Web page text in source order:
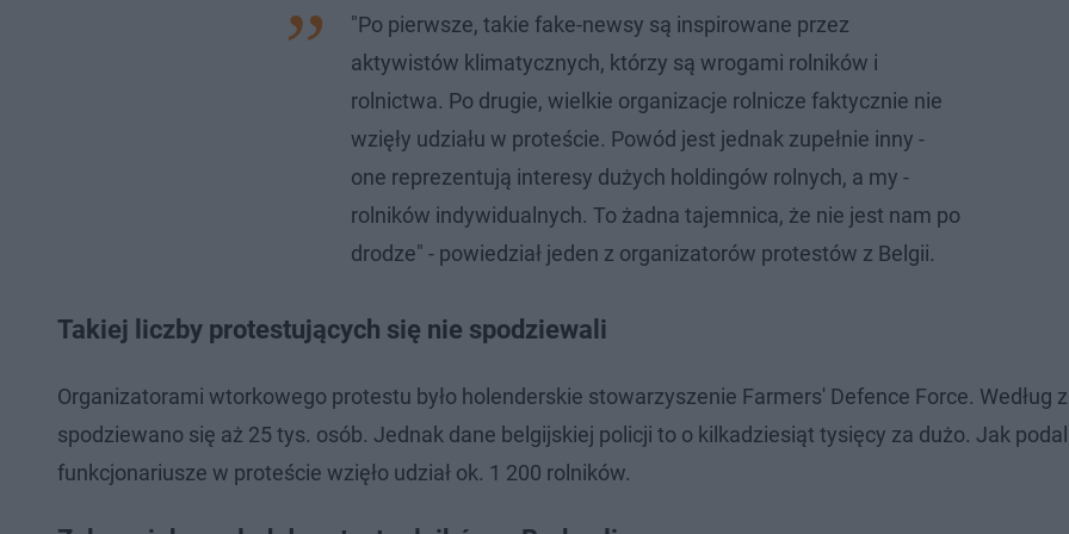
"Po pierwsze, takie fake-newsy są inspirowane przez
aktywistów klimatycznych, którzy są wrogami rolników i
rolnictwa. Po drugie, wielkie organizacje rolnicze faktycznie nie
wzięły udziału w proteście. Powód jest jednak zupełnie inny -
one reprezentują interesy dużych holdingów rolnych, a my -
rolników indywidualnych. To żadna tajemnica, że nie jest nam po
drodze" - powiedział jeden z organizatorów protestów z Belgii.
Takiej liczby protestujących się nie spodziewali
Organizatorami wtorkowego protestu było holenderskie stowarzyszenie Farmers' Defence Force. Według
spodziewano się aż 25 tys. osób. Jednak dane belgijskiej policji to o kilkadziesiąt tysięcy za dużo. Jak
funkcjonariusze w proteście wzięło udział ok. 1 200 rolników.